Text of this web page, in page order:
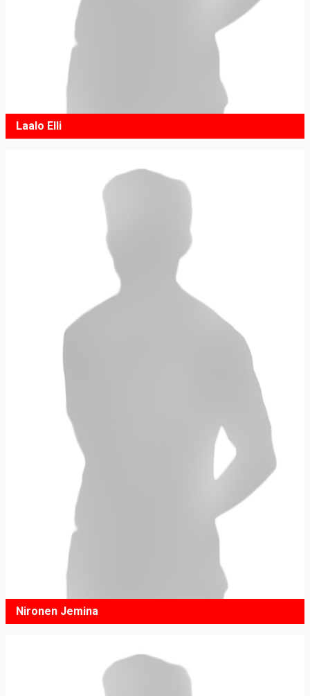
Laalo Elli
Nironen Jemina